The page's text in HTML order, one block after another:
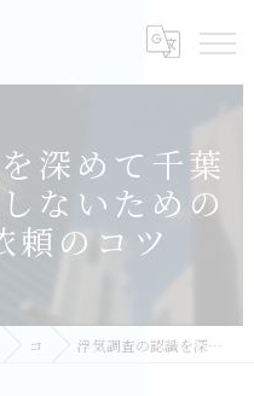
深めて千葉
ないための
頼のコツ
コラム 浮気調査の認識を深めて千葉県千葉市で後悔しないための証拠収集と依頼のコツ